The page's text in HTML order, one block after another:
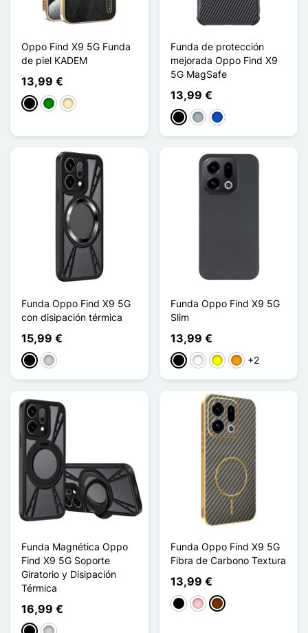
Oppo Find X9 5G Funda
de piel KADEM
13,99 €
NegroVerdeOro
Funda de protección
mejorada Oppo Find X9
5G MagSafe
13,99 €
NegroGris Saphir
Funda Oppo Find X9 5G
con disipación térmica
15,99 €
NegroPlata
Funda Oppo Find X9 5G
Slim
13,99 €
NegroBlancoAmarilloNaranja
+2
Funda Magnética Oppo
Find X9 5G Soporte
Giratorio y Disipación
Térmica
16,99 €
Funda Oppo Find X9 5G
Fibra de Carbono Textura
13,99 €
NegroRosaCafé